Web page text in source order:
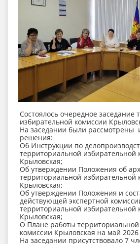
Состоялось очередное заседание
избирательной комиссии
На заседании были
решения:
Об Инструкции по
территориальной избирательной
Крыловская;
Об утверждении Положения об
территориальной избирательной
Крыловская;
Об утверждении Положения и
действующей экспертной
территориальной избирательной
Крыловская;
О Плане работы
комиссии Крыловская на май 2026
На заседании присутствовало 7